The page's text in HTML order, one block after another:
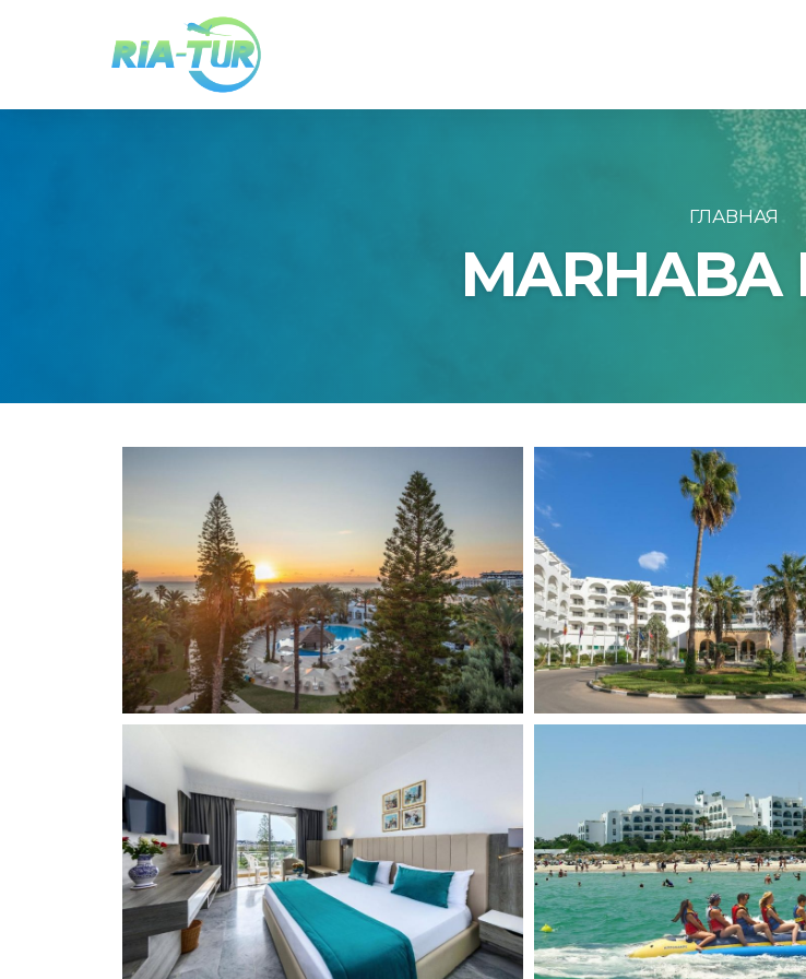
Турция
Болгария
Албания
Кипр
Испания
ГЛАВНАЯ
MARHABA